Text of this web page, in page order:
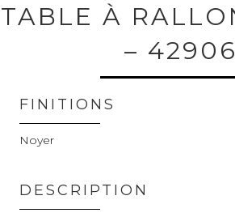
TABLE À
– 42906
FINITIONS
Noyer
DESCRIPTION